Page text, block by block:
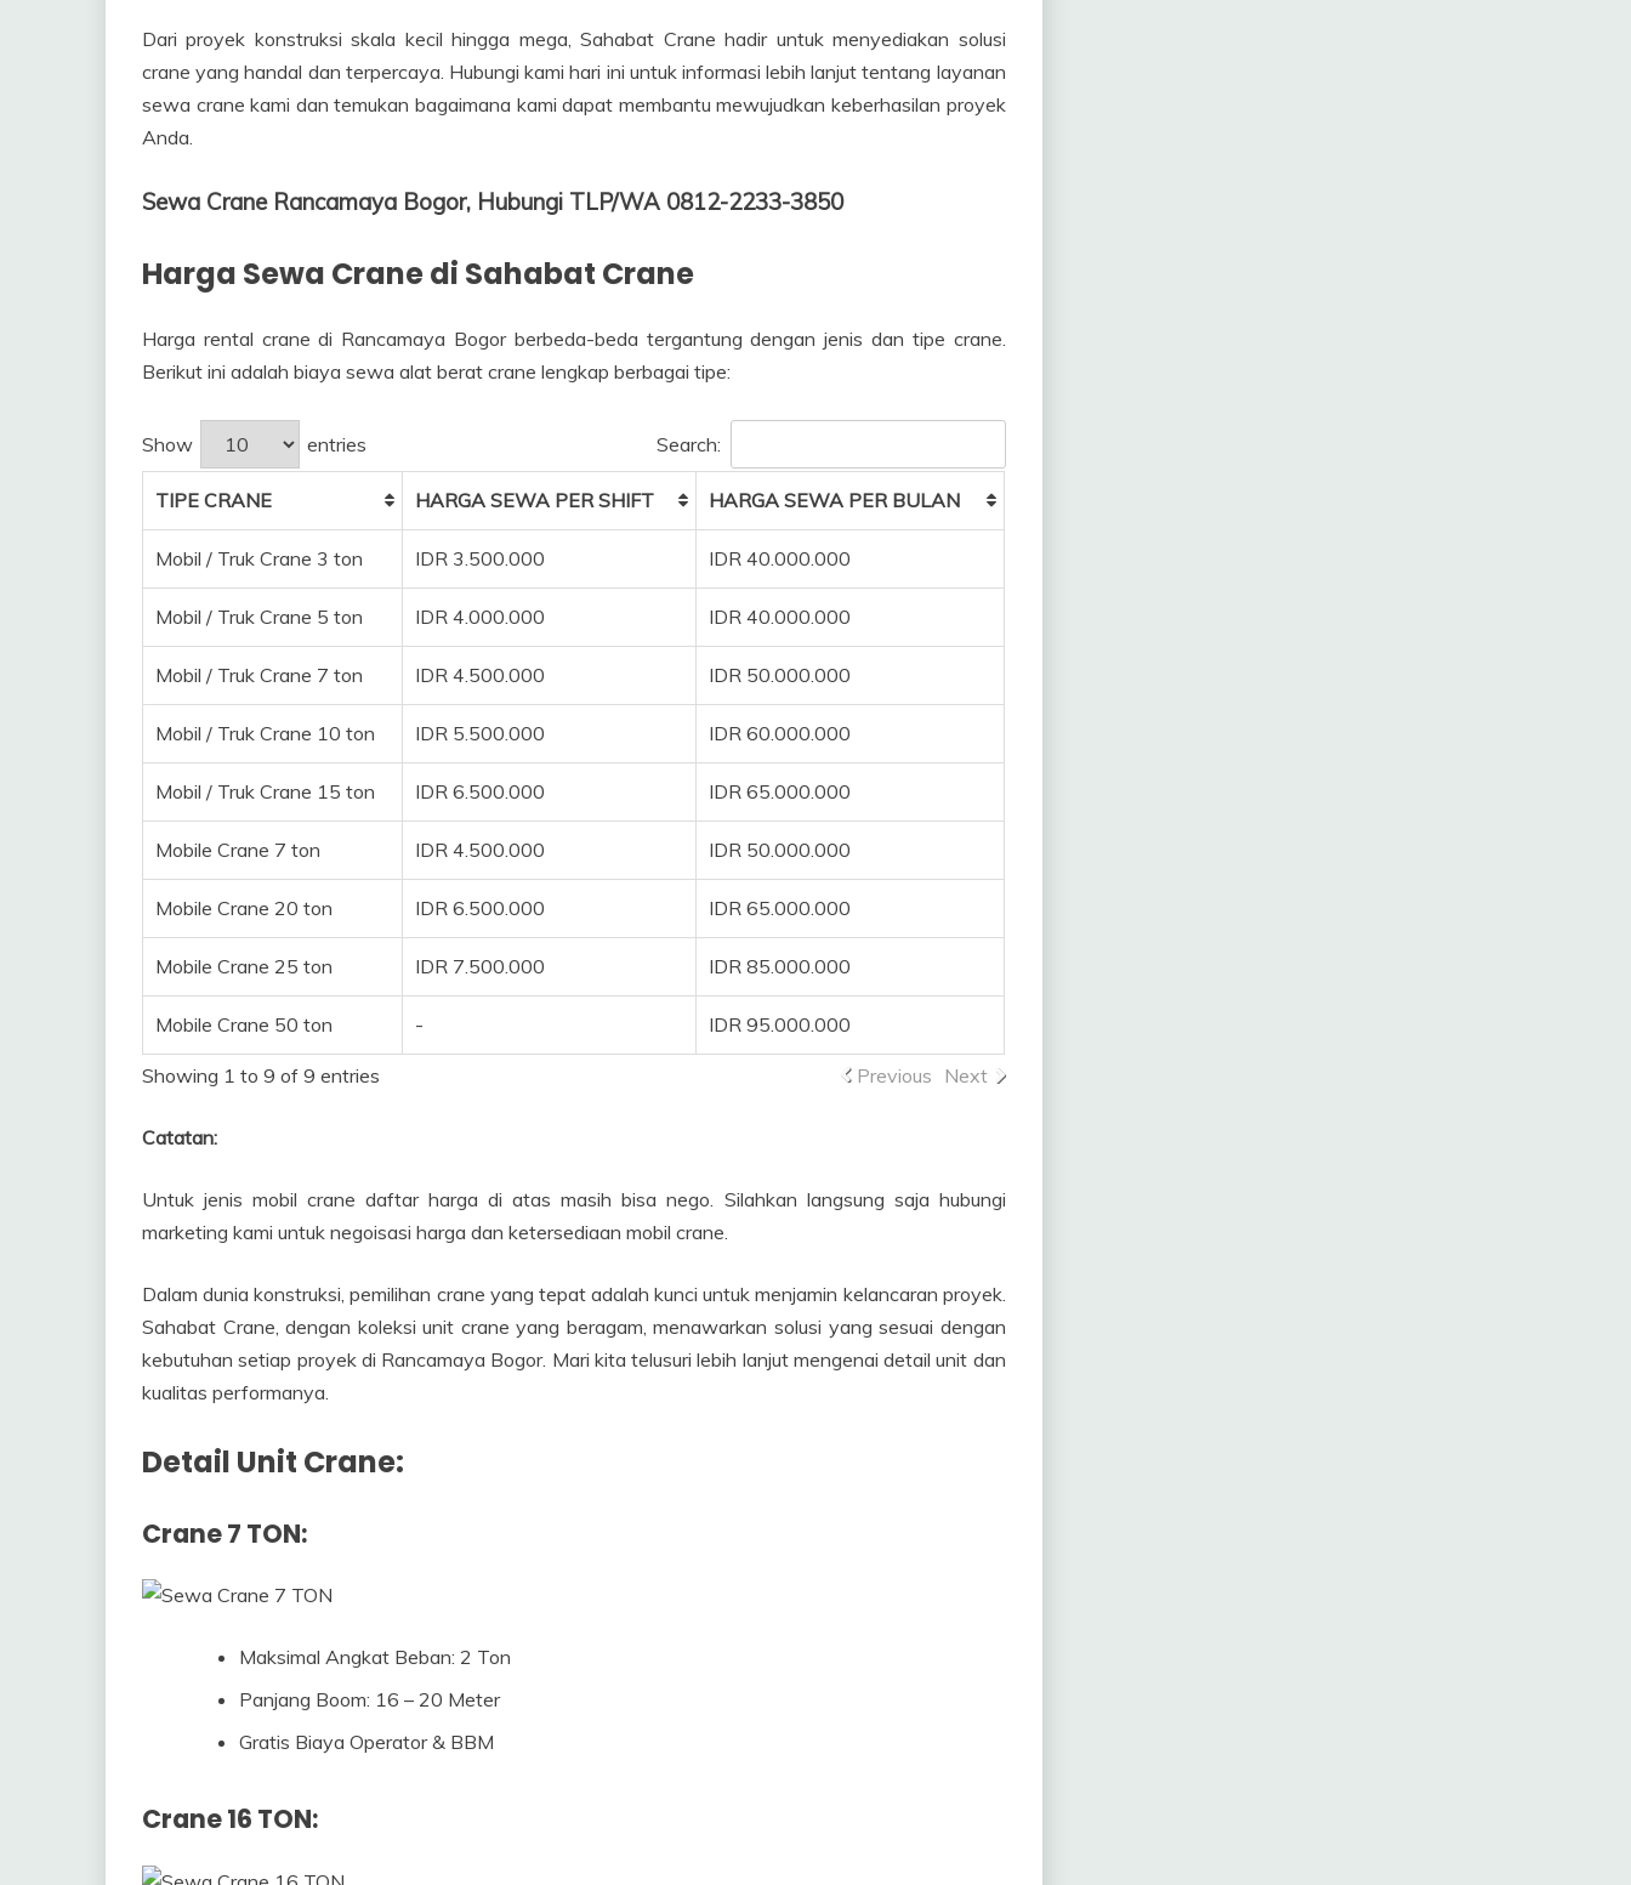
Dari proyek konstruksi skala kecil hingga mega, Sahabat Crane hadir untuk menyediakan solusi
crane yang handal dan terpercaya. Hubungi kami hari ini untuk informasi lebih lanjut tentang layanan
sewa crane kami dan temukan bagaimana kami dapat membantu mewujudkan keberhasilan proyek
Anda.
Sewa Crane Rancamaya Bogor, Hubungi TLP/WA 0812-2233-3850
Harga Sewa Crane di Sahabat Crane
Harga rental crane di Rancamaya Bogor berbeda-beda tergantung dengan jenis dan tipe crane.
Berikut ini adalah biaya sewa alat berat crane lengkap berbagai tipe:
Show entries Search:
TIPE CRANE HARGA SEWA PER SHIFT HARGA SEWA PER BULAN
Mobil / Truk Crane 3 ton IDR 3.500.000 IDR 40.000.000
Mobil / Truk Crane 5 ton IDR 4.000.000 IDR 40.000.000
Mobil / Truk Crane 7 ton IDR 4.500.000 IDR 50.000.000
Mobil / Truk Crane 10 ton IDR 5.500.000 IDR 60.000.000
Mobil / Truk Crane 15 ton IDR 6.500.000 IDR 65.000.000
Mobile Crane 7 ton IDR 4.500.000 IDR 50.000.000
Mobile Crane 20 ton IDR 6.500.000 IDR 65.000.000
Mobile Crane 25 ton IDR 7.500.000 IDR 85.000.000
Mobile Crane 50 ton - IDR 95.000.000
Showing 1 to 9 of 9 entries Previous Next
Catatan:
Untuk jenis mobil crane daftar harga di atas masih bisa nego. Silahkan langsung saja hubungi
marketing kami untuk negoisasi harga dan ketersediaan mobil crane.
Dalam dunia konstruksi, pemilihan crane yang tepat adalah kunci untuk menjamin kelancaran proyek.
Sahabat Crane, dengan koleksi unit crane yang beragam, menawarkan solusi yang sesuai dengan
kebutuhan setiap proyek di Rancamaya Bogor. Mari kita telusuri lebih lanjut mengenai detail unit dan
kualitas performanya.
Detail Unit Crane:
Crane 7 TON:
Maksimal Angkat Beban: 2 Ton
Panjang Boom: 16 – 20 Meter
Gratis Biaya Operator & BBM
Crane 16 TON: